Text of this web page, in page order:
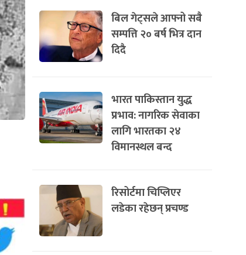
बिल गेट्सले आफ्नो सबै
सम्पत्ति २० बर्ष भित्र दान
दिदै
भारत पाकिस्तान युद्ध
प्रभाव: नागरिक सेवाका
लागि भारतका २४
विमानस्थल बन्द
रिसोर्टमा चिप्लिएर
लडेका रहेछन् प्रचण्ड